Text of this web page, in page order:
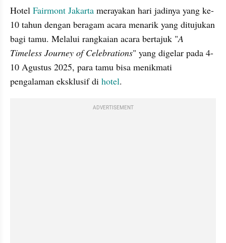
Hotel Fairmont Jakarta merayakan hari jadinya yang ke-
10 tahun dengan beragam acara menarik yang ditujukan
bagi tamu. Melalui rangkaian acara bertajuk "A
Timeless Journey of Celebrations" yang digelar pada 4-
10 Agustus 2025, para tamu bisa menikmati
pengalaman eksklusif di hotel.
ADVERTISEMENT